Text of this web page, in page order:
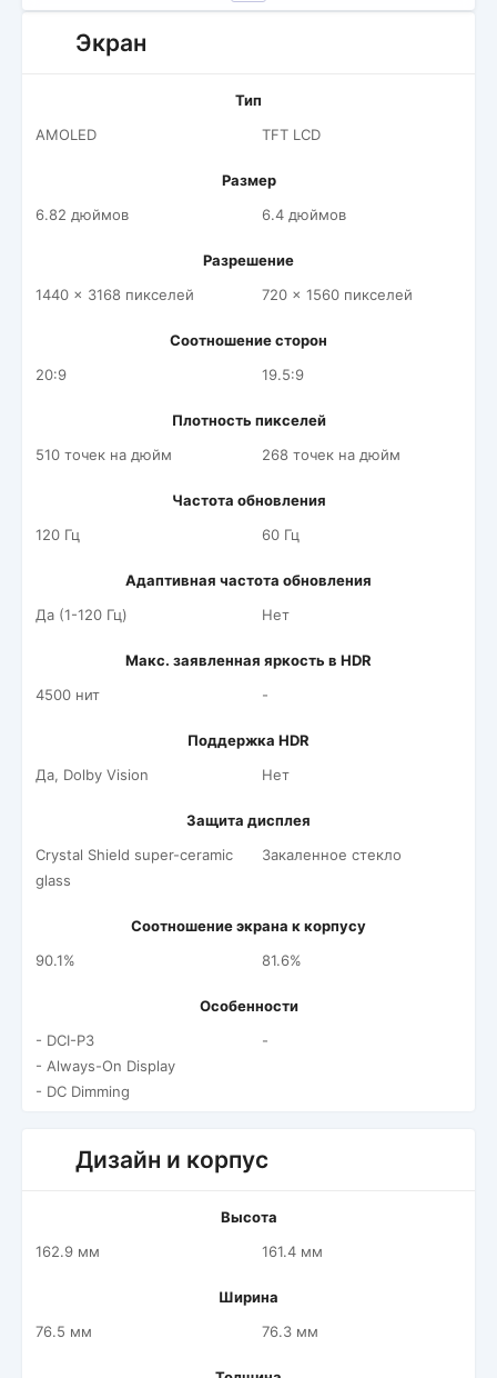
Экран
Тип
AMOLED
TFT LCD
Размер
6.82 дюймов
6.4 дюймов
Разрешение
1440 x 3168 пикселей
720 x 1560 пикселей
Соотношение сторон
20:9
19.5:9
Плотность пикселей
510 точек на дюйм
268 точек на дюйм
Частота обновления
120 Гц
60 Гц
Адаптивная частота обновления
Да (1-120 Гц)
Нет
Макс. заявленная яркость в HDR
4500 нит
-
Поддержка HDR
Да, Dolby Vision
Нет
Защита дисплея
Crystal Shield super-ceramic
glass
Закаленное стекло
Соотношение экрана к корпусу
90.1%
81.6%
Особенности
- DCI-P3
- Always-On Display
- DC Dimming
-
Дизайн и корпус
Высота
162.9 мм
161.4 мм
Ширина
76.5 мм
76.3 мм